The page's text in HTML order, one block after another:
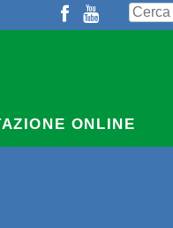
Ricerca
per:
ONLINE